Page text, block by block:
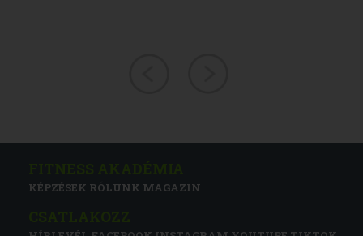
KÉPZÉSEK RÓLUNK MAGAZIN